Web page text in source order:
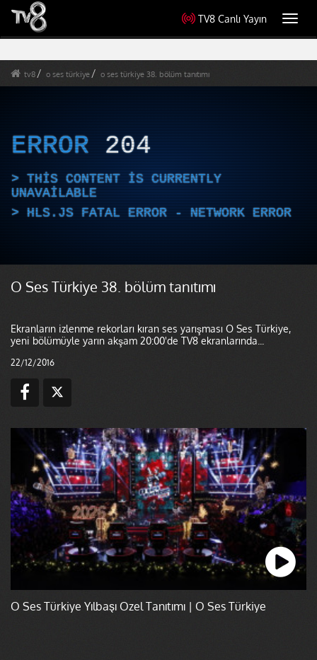
TV8 Canlı Yayın
tv8 o ses türkiye o ses türkiye 38. bölüm tanıtımı
ERROR 204
THIS CONTENT IS CURRENTLY
UNAVAILABLE
HLS.JS FATAL ERROR - NETWORK ERROR
O Ses Türkiye 38. bölüm tanıtımı
Ekranların izlenme rekorları kıran ses yarışması O Ses Türkiye,
yeni bölümüyle yarın akşam 20:00'de TV8 ekranlarında...
22/12/2016
O Ses Türkiye Yılbaşı Özel Tanıtımı | O Ses Türkiye